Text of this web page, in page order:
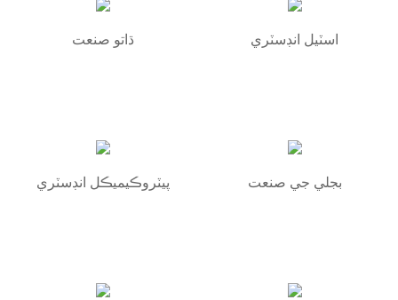
ڌاتو صنعت اسٽيل انڊسٽري
پيٽروڪيميڪل انڊسٽري بجلي جي صنعت